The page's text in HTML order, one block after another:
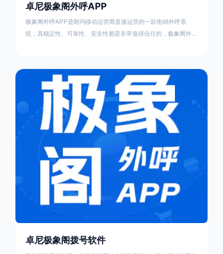
卓尼极象阁外呼APP
极象阁外呼APP是朗玛移动运营商直接运营的一款电销外呼系
统，其稳定性、可靠性、安全性都是非常值得信任的，极象阁外呼
邮寄发卡职场不需要等待收到卡才能开工，极象阁外呼系统当天办
理当天就可以上线开始外呼。
卓尼极象阁拨号软件